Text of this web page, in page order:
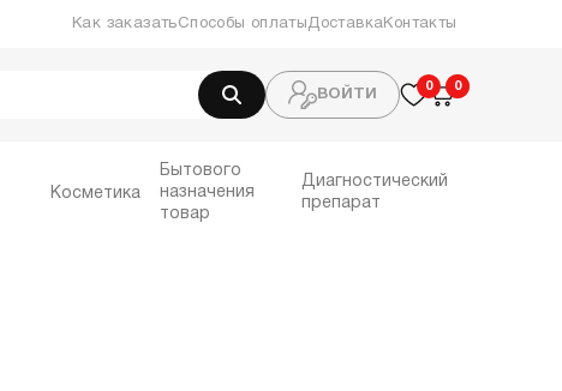
Как заказатьСпособы оплатыДоставкаКонтакты
ВОЙТИ
0 00
Косметика
Бытового
назначения
товар
Диагностический
препарат